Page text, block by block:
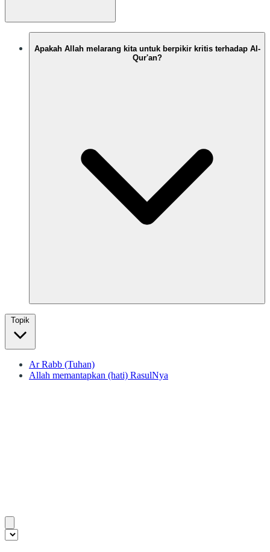
Apakah Allah melarang kita untuk berpikir kritis terhadap Al-
Qur'an?
Topik
Ar Rabb (Tuhan)
Allah memantapkan (hati) RasulNya